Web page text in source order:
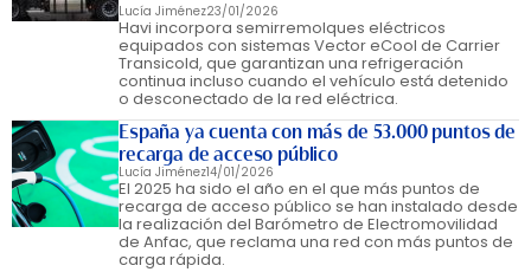
Lucía Jiménez23/01/2026
Havi incorpora semirremolques eléctricos
equipados con sistemas Vector eCool de Carrier
Transicold, que garantizan una refrigeración
continua incluso cuando el vehículo está detenido
o desconectado de la red eléctrica.
España ya cuenta con más de 53.000 puntos de
recarga de acceso público
Lucía Jiménez14/01/2026
El 2025 ha sido el año en el que más puntos de
recarga de acceso público se han instalado desde
la realización del Barómetro de Electromovilidad
de Anfac, que reclama una red con más puntos de
carga rápida.